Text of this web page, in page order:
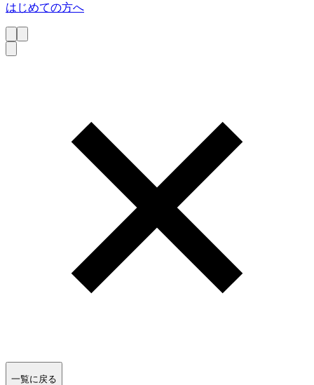
はじめての方へ
一覧に戻る